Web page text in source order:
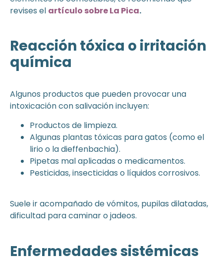
revises el artículo sobre La Pica.
Reacción tóxica o irritación
química
Algunos productos que pueden provocar una
intoxicación con salivación incluyen:
Productos de limpieza.
Algunas plantas tóxicas para gatos (como el
lirio o la dieffenbachia).
Pipetas mal aplicadas o medicamentos.
Pesticidas, insecticidas o líquidos corrosivos.
Suele ir acompañado de vómitos, pupilas dilatadas,
dificultad para caminar o jadeos.
Enfermedades sistémicas